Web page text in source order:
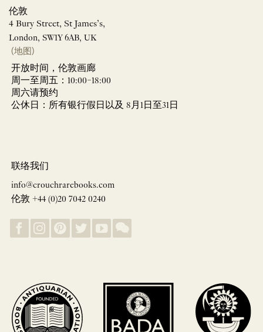
伦敦
4 Bury Street, St James’s,
London, SW1Y 6AB, UK
(地图)
开放时间，伦敦画廊
周一至周五：10:00–18:00
周六请预约
公休日：所有银行假日以及 8月1日至31日
联络我们
info@crouchrarebooks.com
伦敦 +44 (0)20 7042 0240